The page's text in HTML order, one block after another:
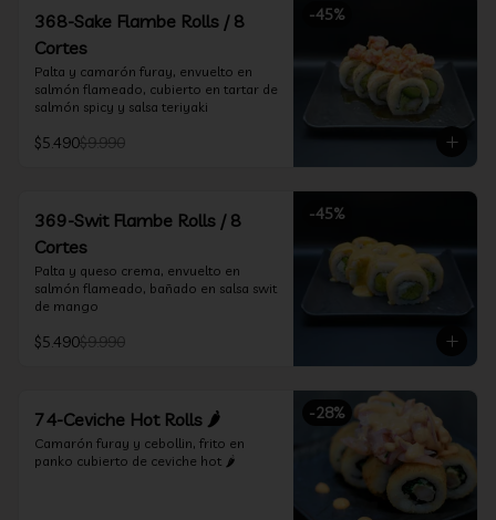
-45%
368-Sake Flambe Rolls / 8
Cortes
Palta y camarón furay, envuelto en
salmón flameado, cubierto en tartar de
salmón spicy y salsa teriyaki
$5.490$9.990
-45%
369-Swit Flambe Rolls / 8
Cortes
Palta y queso crema, envuelto en
salmón flameado, bañado en salsa swit
de mango
$5.490$9.990
-28%
74-Ceviche Hot Rolls 🌶️
Camarón furay y cebollin, frito en
panko cubierto de ceviche hot 🌶️